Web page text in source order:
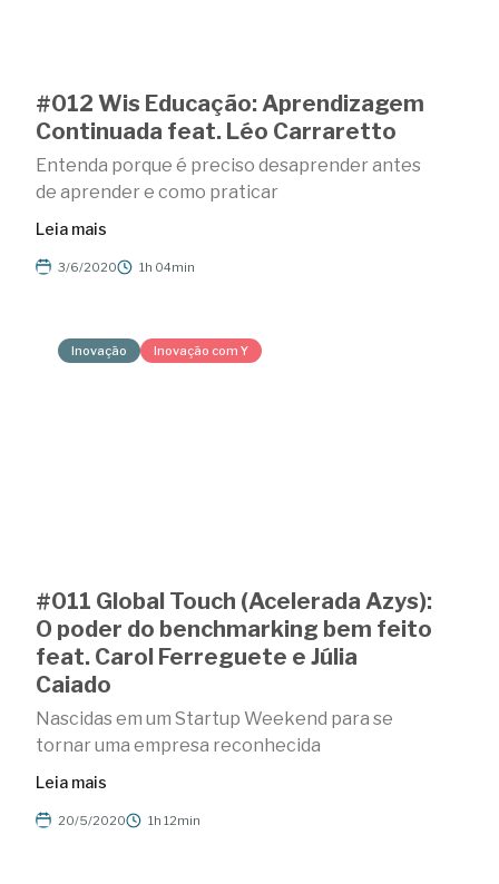
#012 Wis Educação: Aprendizagem
Continuada feat. Léo Carraretto
Entenda porque é preciso desaprender antes
de aprender e como praticar
Leia mais
3/6/2020 1h 04min
Inovação Inovação com Y
#011 Global Touch (Acelerada Azys):
O poder do benchmarking bem feito
feat. Carol Ferreguete e Júlia
Caiado
Nascidas em um Startup Weekend para se
tornar uma empresa reconhecida
Leia mais
20/5/2020 1h 12min